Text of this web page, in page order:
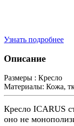
Узнать подробнее
Описание
Размеры : Кресло
Материалы: Кожа,
Кресло ICARUS
оно не